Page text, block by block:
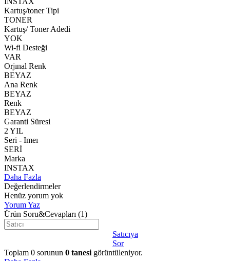
Kartuş/toner Tipi
TONER
Kartuş/ Toner Adedi
YOK
Wi-fi Desteği
VAR
Orjınal Renk
BEYAZ
Ana Renk
BEYAZ
Renk
BEYAZ
Garanti Süresi
2 YIL
Seri - Imeı
SERİ
Marka
INSTAX
Daha Fazla
Değerlendirmeler
Henüz yorum yok
Yorum Yaz
Ürün Soru&Cevapları (1)
Satıcıya
Sor
Toplam 0 sorunun 0 tanesi görüntüleniyor.